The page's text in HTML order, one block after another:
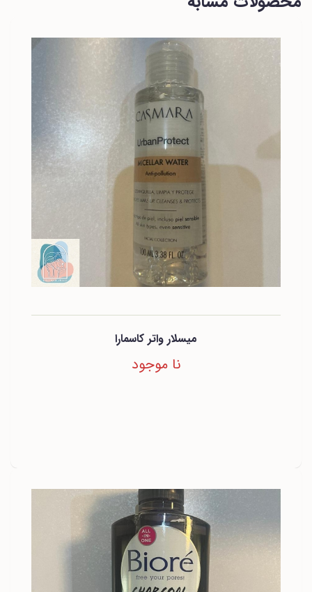
میسلار واتر کاسمارا
نا موجود